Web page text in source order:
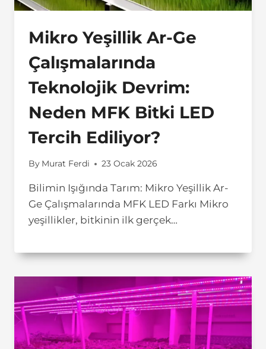
Mikro Yeşillik Ar-Ge
Çalışmalarında
Teknolojik Devrim:
Neden MFK Bitki LED
Tercih Ediliyor?
By Murat Ferdi 23 Ocak 2026
Bilimin Işığında Tarım: Mikro Yeşillik Ar-
Ge Çalışmalarında MFK LED Farkı Mikro
yeşillikler, bitkinin ilk gerçek…